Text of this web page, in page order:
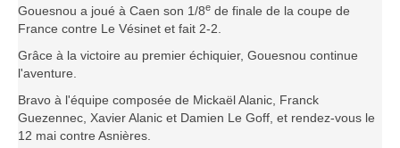
Les licenciés
Les archives
Saison 2017-2018
Saison 2016-2017
Gouesnou a joué à Caen son 1/8e de finale de la coupe de
France contre Le Vésinet et fait 2-2.
Grâce à la victoire au premier échiquier, Gouesnou continue
l'aventure.
Bravo à l'équipe composée de Mickaël Alanic, Franck
Guezennec, Xavier Alanic et Damien Le Goff, et rendez-vous le
12 mai contre Asnières.